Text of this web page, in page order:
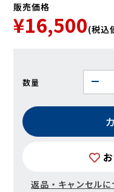
販売価格
¥16,500(税込
数量
返品・キャンセルに